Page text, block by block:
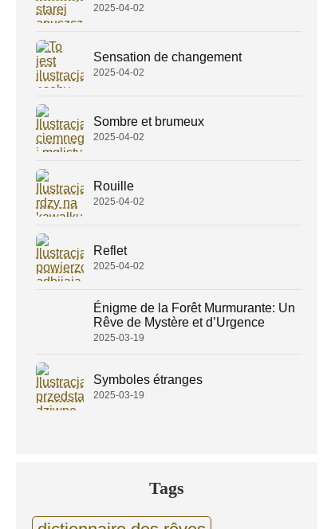
2025-04-02
Sensation de changement
2025-04-02
Sombre et brumeux
2025-04-02
Rouille
2025-04-02
Reflet
2025-04-02
Énigme de la Forêt Murmurante: Un
Rêve de Mystère et d’Urgence
2025-03-19
Symboles étranges
2025-03-19
Tags